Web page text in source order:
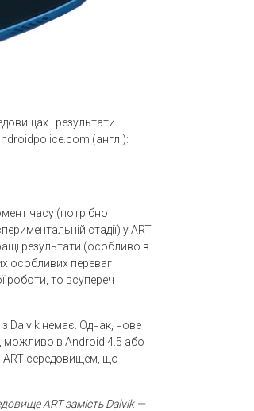
і результати
(англ.):
часу (потрібно
стадії) у ART
результати (особливо в
особливих переваг
роботи, то всупереч
з Dalvik немає. Однак, нове
можливо в Android 4.5 або
ART середовищем, що
ART замістьDalvik —